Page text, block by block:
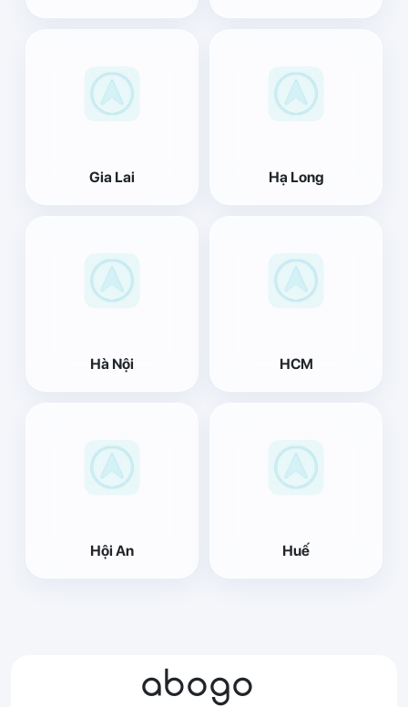
Gia Lai Hạ Long
Hà Nội HCM
Hội An Huế
abogo